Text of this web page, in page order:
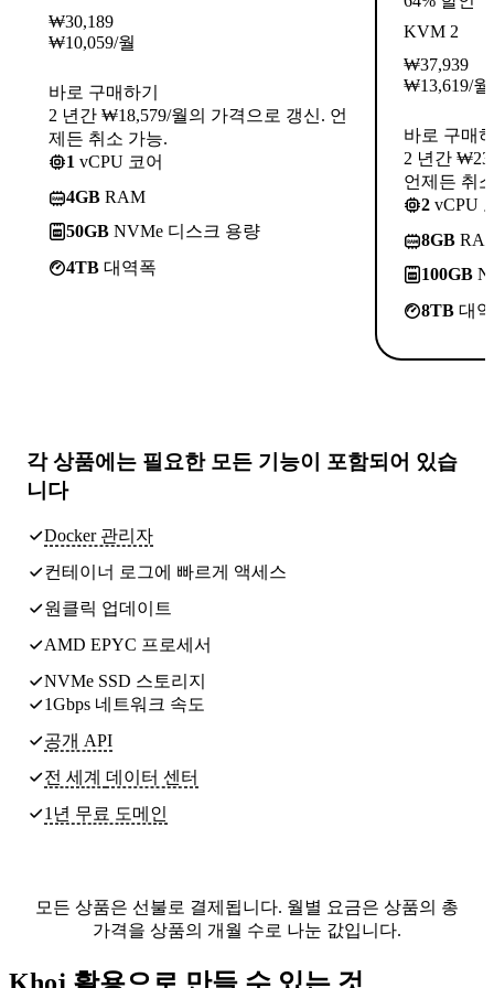
₩30,189
₩10,059/월
바로 구매하기
2 년간 ₩18,579/월의 가격으로 갱신. 언
제든 취소 가능.
1 vCPU 코어
4GB RAM
50GB NVMe 디스크 용량
4TB 대역폭
KVM 2
₩37,939
₩13,619/월
바로 구매
2 년간
언제든 취
2 vCPU
8GB
100GB
8TB 대
각 상품에는 필요한 모든 기능이 포함되어 있습
니다
Docker 관리자
컨테이너 로그에 빠르게 액세스
원클릭 업데이트
AMD EPYC 프로세서
NVMe SSD 스토리지
1Gbps 네트워크 속도
공개 API
전 세계 데이터 센터
1년 무료 도메인
모든 상품은 선불로 결제됩니다. 월별 요금은 상품의 총
가격을 상품의 개월 수로 나눈 값입니다.